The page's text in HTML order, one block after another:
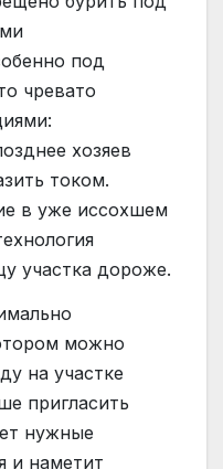
под
чревато
хозяев
током.
в уже иссохшем
участка дороже.
можно
на участке
пригласить
нужные
и наметит